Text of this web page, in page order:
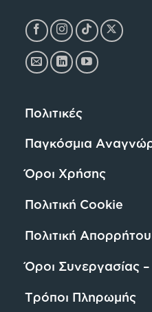
Πολιτικές
Παγκόσμια
Όροι Χρήσης
Πολιτική Cookie
Πολιτική Απορρήτου
Όροι Συνεργασίας –
Τρόποι Πληρωμής